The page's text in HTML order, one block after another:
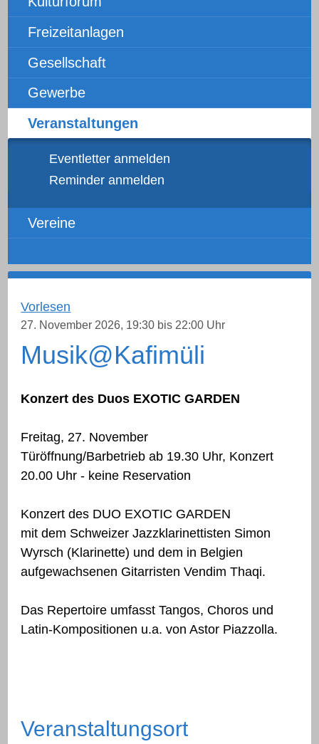
Freizeitanlagen
Gesellschaft
Gewerbe
Veranstaltungen
Eventletter anmelden
Reminder anmelden
Vereine
Vorlesen
Musik@Kafimüli
27. November 2026, 19:30 bis 22:00 Uhr
Konzert des Duos EXOTIC GARDEN
Freitag, 27. November
Türöffnung/Barbetrieb ab 19.30 Uhr, Konzert
20.00 Uhr - keine Reservation
Konzert des DUO EXOTIC GARDEN
mit dem Schweizer Jazzklarinettisten Simon
Wyrsch (Klarinette) und dem in Belgien
aufgewachsenen Gitarristen Vendim Thaqi.
Das Repertoire umfasst Tangos, Choros und
Latin-Kompositionen u.a. von Astor Piazzolla.
Veranstaltungsort